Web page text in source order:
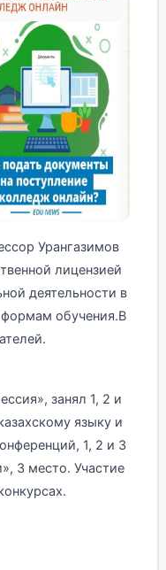
Урангазимов
лицензией
деятельности в
формам обучения.В
занял 1, 2 и
языку и
1, 2 и 3
3 место. Участие